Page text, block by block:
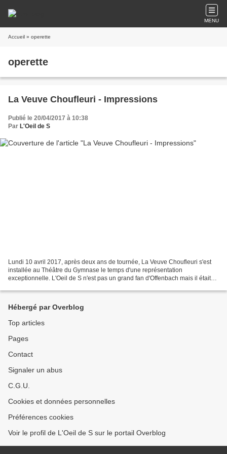
MENU
Accueil » operette
operette
La Veuve Choufleuri - Impressions
Publié le 20/04/2017 à 10:38
Par L'Oeil de S
Lundi 10 avril 2017, après deux ans de tournée, La Veuve Choufleuri s'est
installée au Théâtre du Gymnase le temps d'une représentation
exceptionnelle. L'Oeil de S n'est pas un grand fan d'Offenbach mais il était
Hébergé par Overblog
Top articles
Pages
Contact
Signaler un abus
C.G.U.
Cookies et données personnelles
Préférences cookies
Voir le profil de L'Oeil de S sur le portail Overblog